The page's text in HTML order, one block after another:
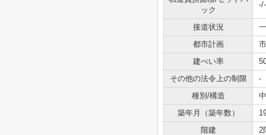
ック
-/-
接道状況
都市計画
建ぺい率
その他の法令上の制限
-
種別/構造
築年月（築年数）
階建
2